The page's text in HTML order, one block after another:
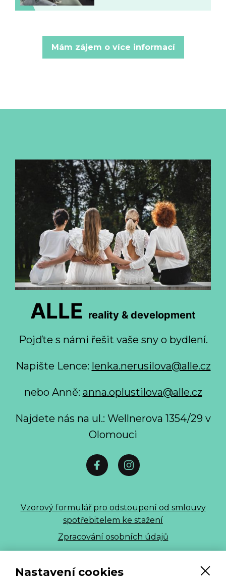
Nastavení cookies
Mám zájem o více informací
ALLE reality & development
Pojďte s námi řešit vaše sny o bydlení.
Napište Lence: lenka.nerusilova@alle.cz
nebo Anně: anna.oplustilova@alle.cz
Najdete nás na ul.: Wellnerova 1354/29 v
Olomouci
Vzorový formulář pro odstoupení od smlouvy
spotřebitelem ke stažení
Zpracování osobních údajů